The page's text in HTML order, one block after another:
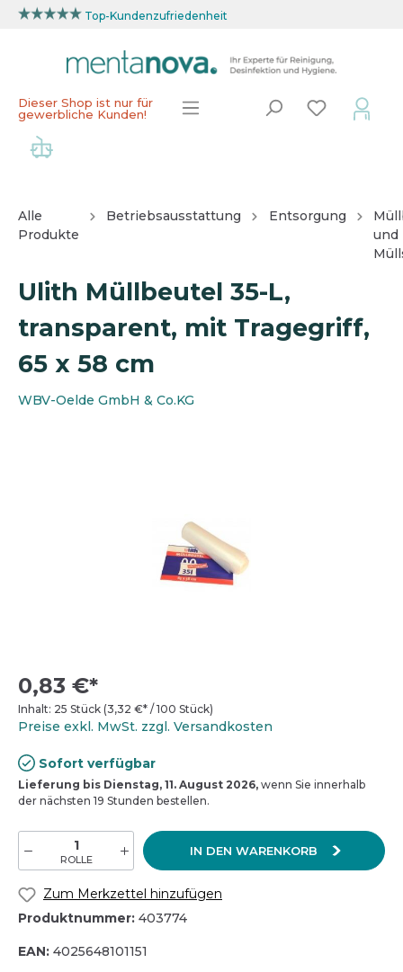
Top-Kundenzufriedenheit
Dieser Shop ist nur für
gewerbliche Kunden!
Alle
Produkte
Betriebsausstattung Entsorgung
und
Ulith Müllbeutel 35-L,
transparent, mit Tragegriff,
65 x 58 cm
WBV-Oelde GmbH & Co.KG
0,83 €*
Inhalt: 25 Stück (3,32 €* / 100 Stück)
Preise exkl. MwSt. zzgl. Versandkosten
Sofort verfügbar
Lieferung bis Dienstag, 11. August 2026, wenn Sie innerhalb
der nächsten 19 Stunden bestellen.
ROLLE
IN DEN WARENKORB
Zum Merkzettel hinzufügen
Produktnummer: 403774
EAN: 4025648101151